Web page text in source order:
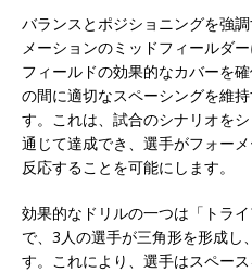
バランスとポジショニングを強
メーションのミッドフィールダ
フィールドの効果的なカバーを
の間に適切なスペーシングを維
す。これは、試合のシナリオを
通じて達成でき、選手がフォー
反応することを可能にします。
効果的なドリルの一つは「トラ
で、3人の選手が三角形を形成し
す。これにより、選手はスペー